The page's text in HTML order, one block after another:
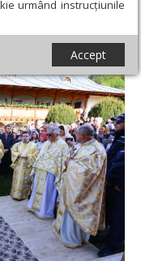
urmând instrucțiunile
Accept
mănăstirii